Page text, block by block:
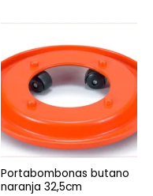
Portabombonas butano
naranja 32,5cm